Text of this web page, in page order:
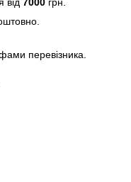
від 7000 грн.
перевізника.